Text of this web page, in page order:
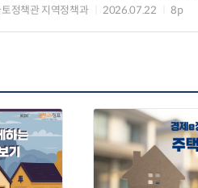
정책관 지역정책과 2026.07.22 8p